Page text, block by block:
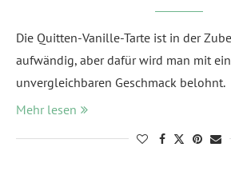
Die Quitten-Vanille-Tarte ist in der
aufwändig, aber dafür wird man mit
unvergleichbaren Geschmack belohnt.
Mehr lesen